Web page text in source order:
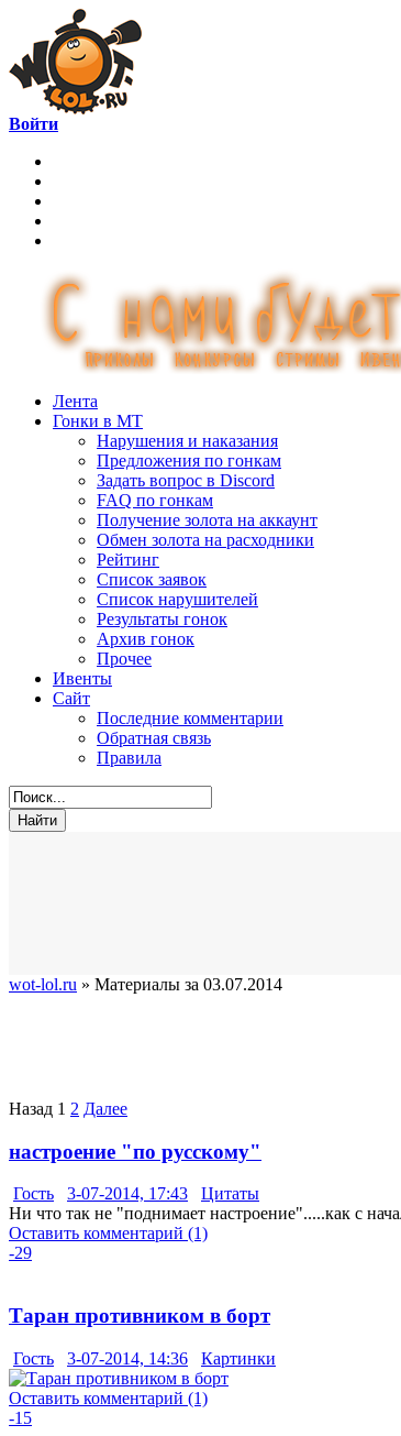
Войти
Лента
Гонки в МТ
Нарушения и наказания
Предложения по гонкам
Задать вопрос в Discord
FAQ по гонкам
Получение золота на аккаунт
Обмен золота на расходники
Рейтинг
Список заявок
Список нарушителей
Результаты гонок
Архив гонок
Прочее
Ивенты
Сайт
Последние комментарии
Обратная связь
Правила
wot-lol.ru » Материалы за 03.07.2014
Назад 1 2 Далее
настроение "по русскому"
Гость 3-07-2014, 17:43
Цитаты
Ни что так не "поднимает настроение".....как с
Оставить комментарий (1)
-29
Таран противником в борт
Гость 3-07-2014, 14:36 Картинки
Оставить комментарий (1)
-15